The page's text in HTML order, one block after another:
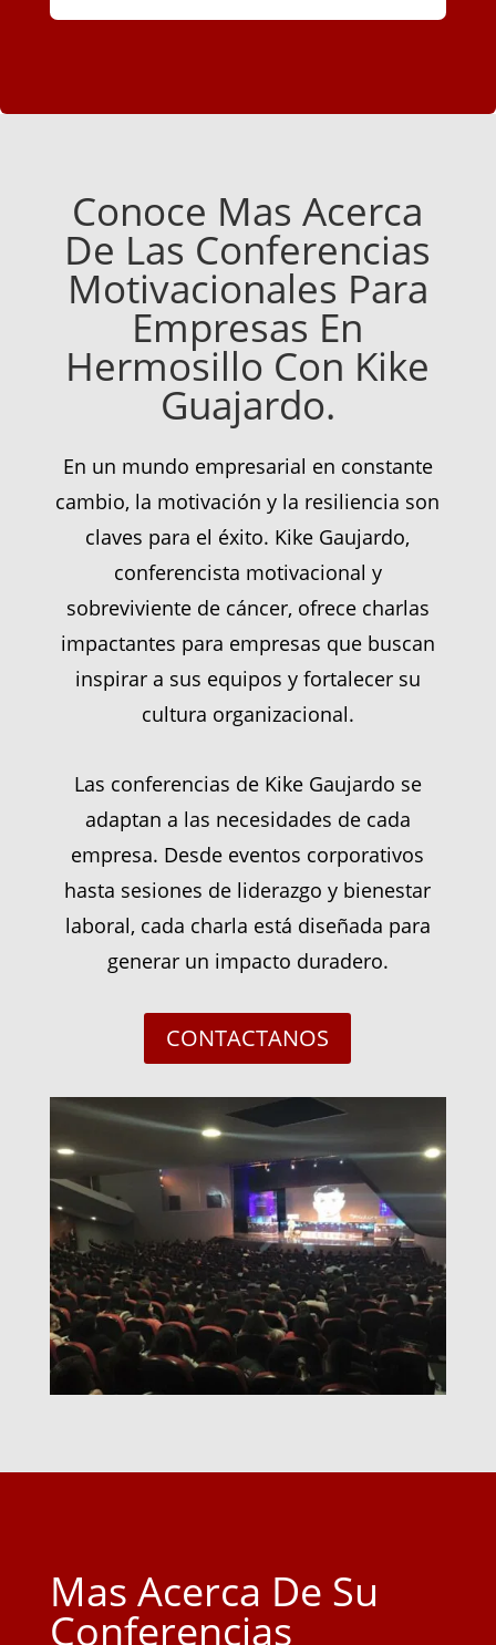
Conoce Mas Acerca
De Las Conferencias
Motivacionales Para
Empresas En
Hermosillo Con Kike
Guajardo.
En un mundo empresarial en constante
cambio, la motivación y la resiliencia son
claves para el éxito. Kike Gaujardo,
conferencista motivacional y
sobreviviente de cáncer, ofrece charlas
impactantes para empresas que buscan
inspirar a sus equipos y fortalecer su
cultura organizacional.
Las conferencias de Kike Gaujardo se
adaptan a las necesidades de cada
empresa. Desde eventos corporativos
hasta sesiones de liderazgo y bienestar
laboral, cada charla está diseñada para
generar un impacto duradero.
CONTACTANOS
Mas Acerca De Su
Conferencias